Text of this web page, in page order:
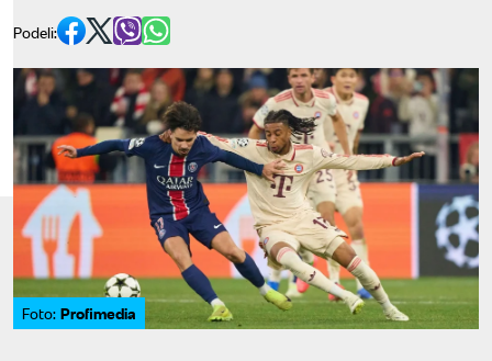
Podeli:
Foto: Profimedia